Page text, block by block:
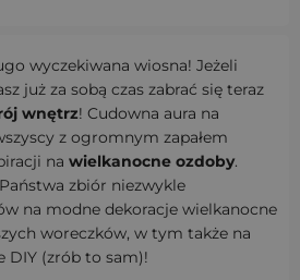
wyczekiwana wiosna! Jeżeli
już za sobą czas zabrać się teraz
wnętrz! Cudowna aura na
z ogromnym zapałem
na wielkanocne ozdoby.
zbiór niezwykle
na modne dekoracje wielkanocne
woreczków, w tym także na
DIY (zrób to sam)!